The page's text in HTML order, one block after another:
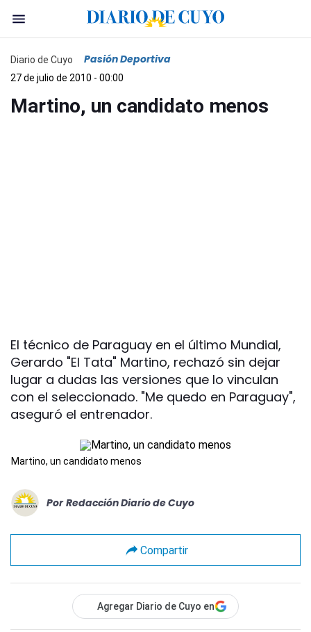
Diario de Cuyo Pasión Deportiva
27 de julio de 2010 - 00:00
Martino, un candidato menos
El técnico de Paraguay en el último Mundial,
Gerardo "El Tata" Martino, rechazó sin dejar
lugar a dudas las versiones que lo vinculan
con el seleccionado. "Me quedo en Paraguay",
aseguró el entrenador.
Martino, un candidato menos
Por Redacción Diario de Cuyo
Compartir
Agregar Diario de Cuyo en